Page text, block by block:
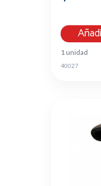
1 unidad
40027